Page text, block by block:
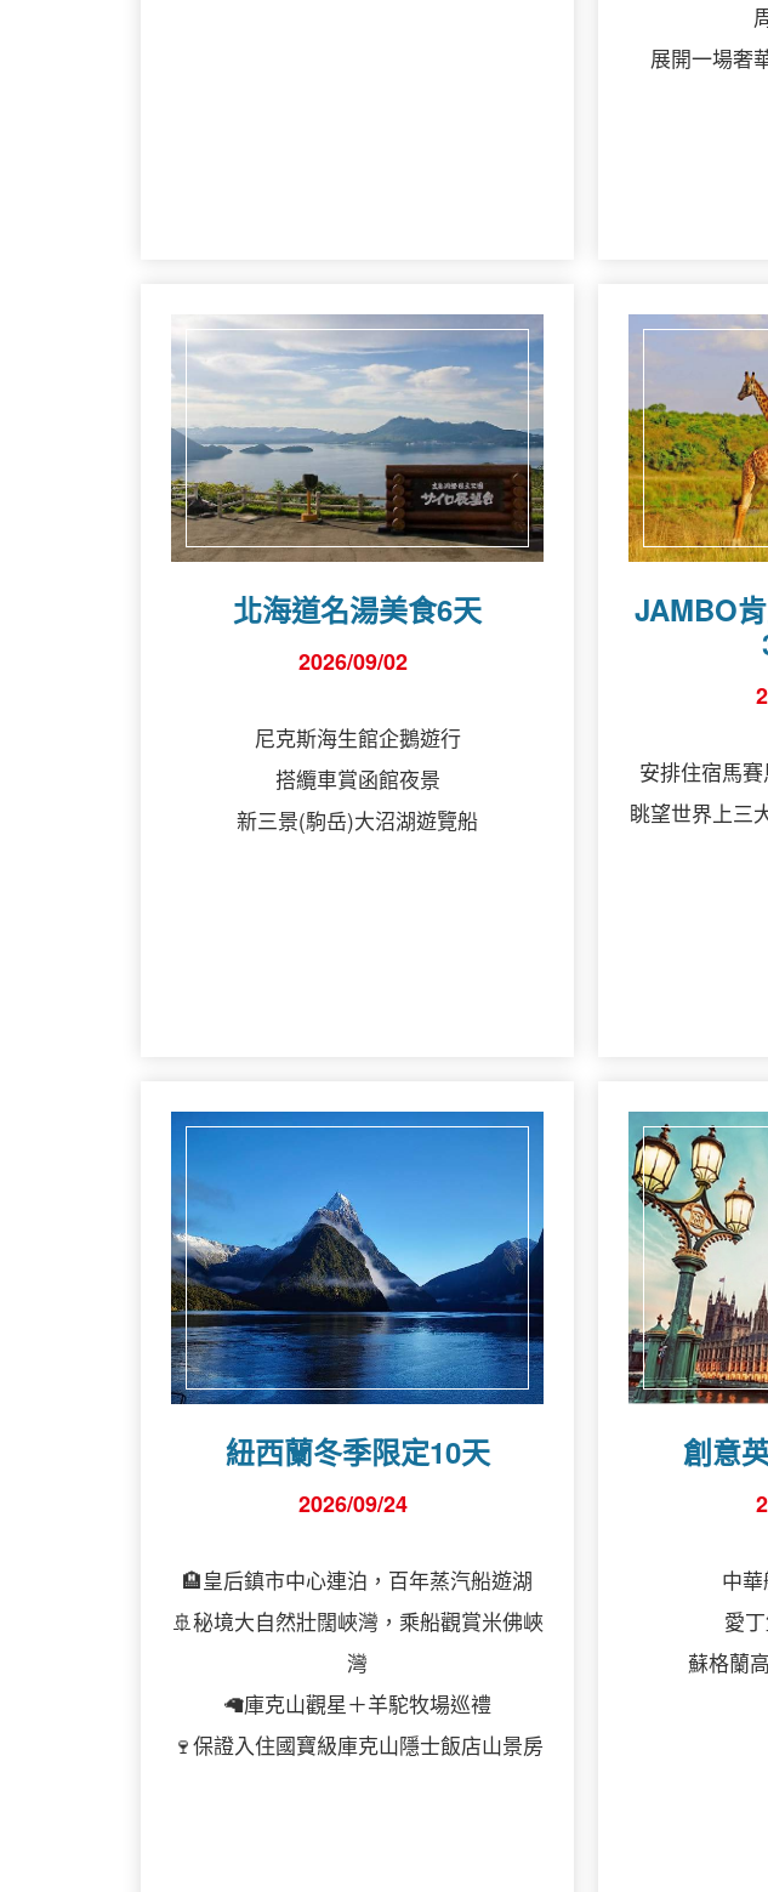
展開一場奢
北海道名湯美食6天
2026/09/02
尼克斯海生館企鵝遊行
搭纜車賞函館夜景
新三景(駒岳)大沼湖遊覽船
JAMBO
安排住宿馬
眺望世界上三
紐西蘭冬季限定10天
2026/09/24
🏨皇后鎮市中心連泊，百年蒸汽船遊湖
🚢秘境大自然壯闊峽灣，乘船觀賞米佛峽
灣
🦙庫克山觀星＋羊駝牧場巡禮
🍷保證入住國寶級庫克山隱士飯店山景房
創意
中
愛
蘇格蘭